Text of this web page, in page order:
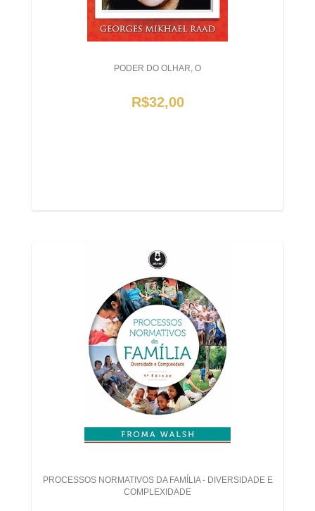
PODER DO OLHAR, O
R$32,00
PROCESSOS NORMATIVOS DA FAMÍLIA - DIVERSIDADE E
COMPLEXIDADE